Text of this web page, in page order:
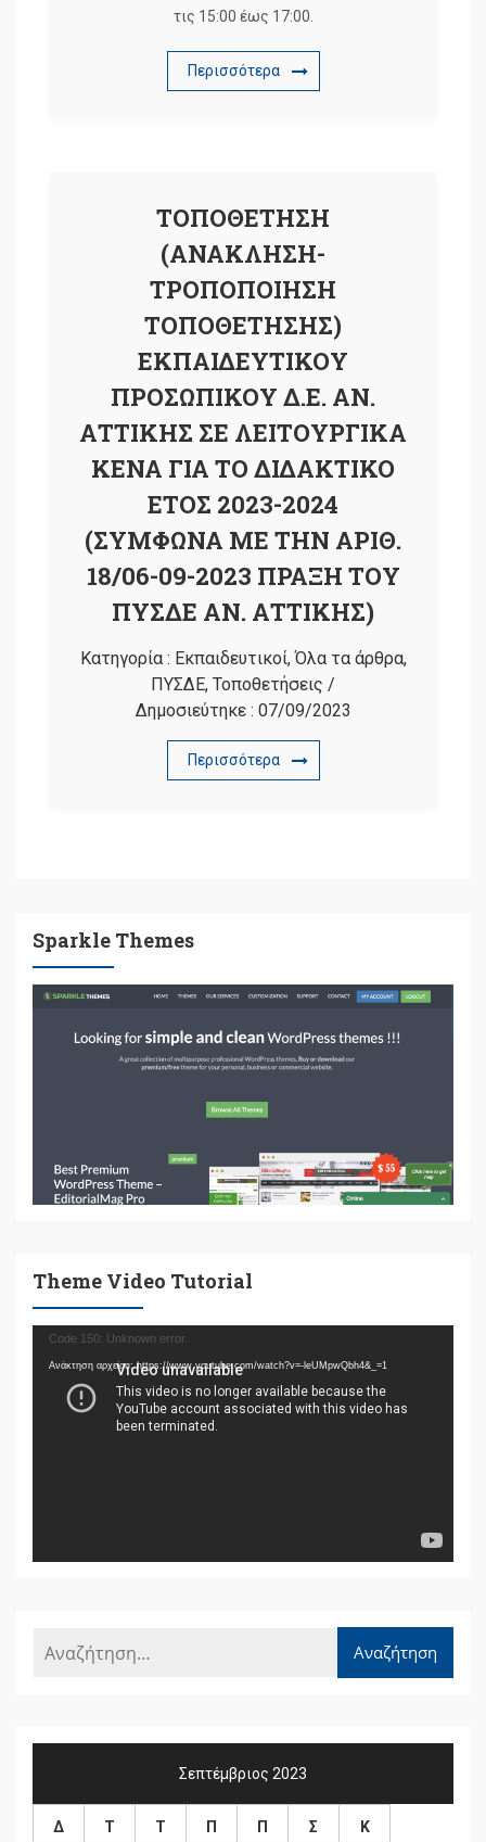
τις 15:00 έως 17:00.
Περισσότερα
ΤΟΠΟΘΕΤΗΣΗ
(ΑΝΑΚΛΗΣΗ-
ΤΡΟΠΟΠΟΙΗΣΗ
ΤΟΠΟΘΕΤΗΣΗΣ)
ΕΚΠΑΙΔΕΥΤΙΚΟΥ
ΠΡΟΣΩΠΙΚΟΥ Δ.Ε. ΑΝ.
ΑΤΤΙΚΗΣ ΣΕ ΛΕΙΤΟΥΡΓΙΚΑ
ΚΕΝΑ ΓΙΑ ΤΟ ΔΙΔΑΚΤΙΚΟ
ΕΤΟΣ 2023-2024
(ΣΥΜΦΩΝΑ ΜΕ ΤΗΝ ΑΡΙΘ.
18/06-09-2023 ΠΡΑΞΗ ΤΟΥ
ΠΥΣΔΕ ΑΝ. ΑΤΤΙΚΗΣ)
Κατηγορία : Εκπαιδευτικοί,Όλα τα άρθρα,
ΠΥΣΔΕ, Τοποθετήσεις /
Δημοσιεύτηκε : 07/09/2023
Περισσότερα
Sparkle Themes
Theme Video Tutorial
Πρόγραμμα
Αναπαραγωγής
Βίντεο
Code 150: Unknown error.
Ανάκτηση αρχείου: https://www.youtube.com/watch?v=-leUMpwQbh4&_=1
Σεπτέμβριος 2023
Δ Τ Τ Π Π Σ Κ